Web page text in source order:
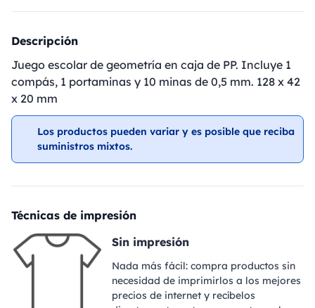
Descripción
Juego escolar de geometría en caja de PP. Incluye 1
compás, 1 portaminas y 10 minas de 0,5 mm. 128 x 42
x 20 mm
Los productos pueden variar y es posible que reciba
suministros mixtos.
Técnicas de impresión
Sin impresión
Nada más fácil: compra productos sin
necesidad de imprimirlos a los mejores
precios de internet y recíbelos